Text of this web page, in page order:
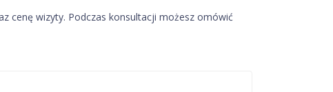
cenę wizyty. Podczas konsultacji możesz omówić